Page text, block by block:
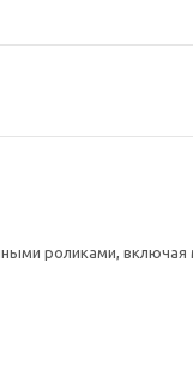
роликами, включая